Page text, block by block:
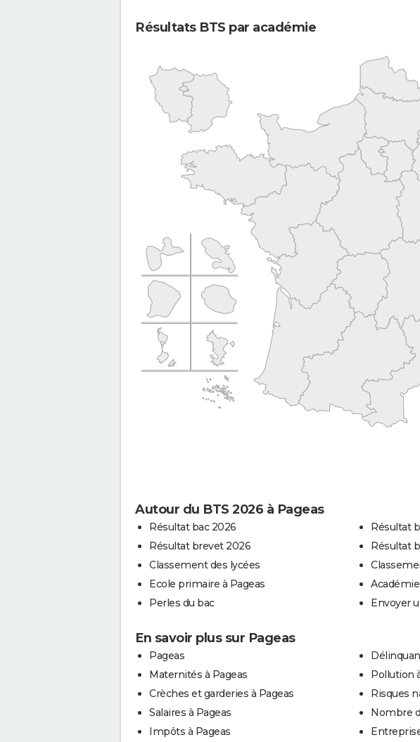
Résultats BTS par académie
Autour du BTS 2026 à Pageas
Résultat bac 2026
Résultat brevet 2026
Classement des lycées
Ecole primaire à Pageas
Perles du bac
Résultat
Résultat
Envoyer
En savoir plus sur Pageas
Pageas
Maternités à Pageas
Crèches et garderies à Pageas
Salaires à Pageas
Impôts à Pageas
Pollution
Risques
Nombre